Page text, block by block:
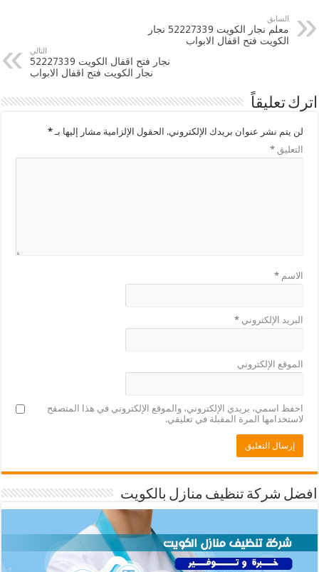
السابق
معلم نجار الكويت 52227339 نجار
الكويت فتح اقفال الابواب
التالي
نجار فتح اقفال الكويت 52227339
نجار الكويت فتح اقفال الابواب
اترك تعليقاً
لن يتم نشر عنوان بريدك الإلكتروني. الحقول الإلزامية مشار إليها بـ*
التعليق*
الاسم*
البريد الإلكتروني*
الموقع الإلكتروني
احفظ اسمي، بريدي الإلكتروني، والموقع الإلكتروني في هذا المتصفح
لاستخدامها المرة المقبلة في تعليقي.
افضل شركة تنظيف منازل بالكويت